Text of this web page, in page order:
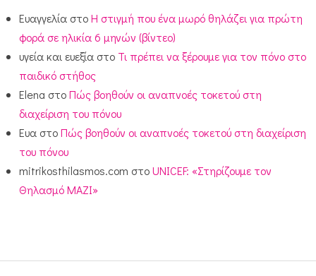
Ευαγγελία στοΗ στιγμή που ένα μωρό θηλάζει για πρώτη
φορά σε ηλικία 6 μηνών (βίντεο)
υγεία και ευεξία στο Τι πρέπει να ξέρουμε για τον πόνο στο
παιδικό στήθος
Elena στοΠώς βοηθούν οι αναπνοές τοκετού στη
διαχείριση του πόνου
Ευα στοΠώς βοηθούν οι αναπνοές τοκετού στη διαχείριση
του πόνου
mitrikosthilasmos.com στοUNICEF: «Στηρίζουμε τον
Θηλασμό ΜΑΖΙ»